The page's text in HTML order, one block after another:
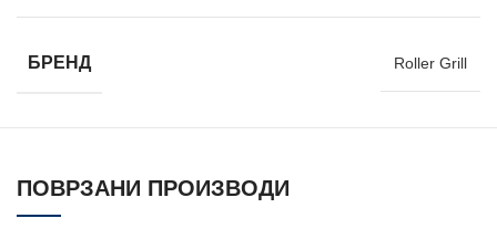
БРЕНД Roller Grill
ПОВРЗАНИ ПРОИЗВОДИ